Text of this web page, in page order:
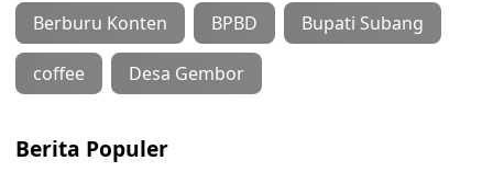
Berburu Konten BPBD Bupati Subang
coffee Desa Gembor
Berita Populer